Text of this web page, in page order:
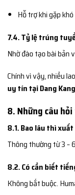
Hỗ trợ khi gặp
7.4. Tỷ lệ trúng
Nhờ đào tạo bài bản
Chính vì vậy, nhiều
uy tín tại Dang
8. Những câu
8.1. Bao lâu thì
Thông thường từ 3 –
8.2. Có cần biết
Không bắt buộc.